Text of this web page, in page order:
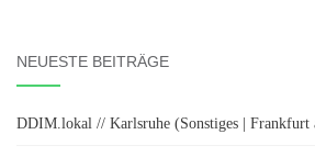
NEUESTE BEITRÄGE
DDIM.lokal // Karlsruhe (Sonstiges | Frankfurt